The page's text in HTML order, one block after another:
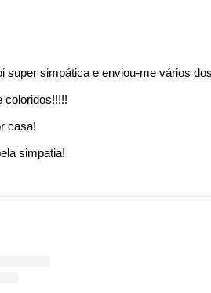
super simpática e enviou-me vários
coloridos!!!!!
casa!
simpatia!